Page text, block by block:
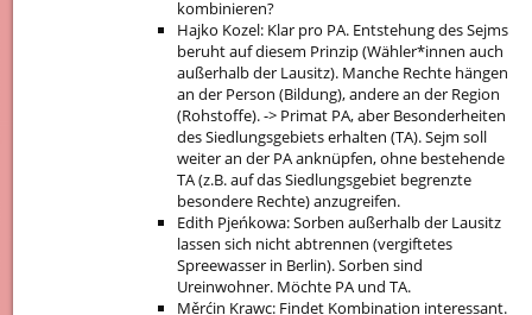
kombinieren?
Hajko Kozel: Klar pro PA. Entstehung des Sejms
beruht auf diesem Prinzip (Wähler*innen auch
außerhalb der Lausitz). Manche Rechte hängen
an der Person (Bildung), andere an der Region
(Rohstoffe). -> Primat PA, aber Besonderheiten
des Siedlungsgebiets erhalten (TA). Sejm soll
weiter an der PA anknüpfen, ohne bestehende
TA (z.B. auf das Siedlungsgebiet begrenzte
besondere Rechte) anzugreifen.
Edith Pjeńkowa: Sorben außerhalb der Lausitz
lassen sich nicht abtrennen (vergiftetes
Spreewasser in Berlin). Sorben sind
Ureinwohner. Möchte PA und TA.
Měrćin Krawc: Findet Kombination interessant.